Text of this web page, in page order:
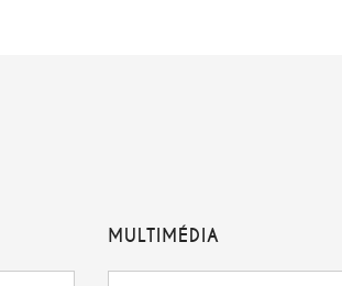
MULTIMÉDIA